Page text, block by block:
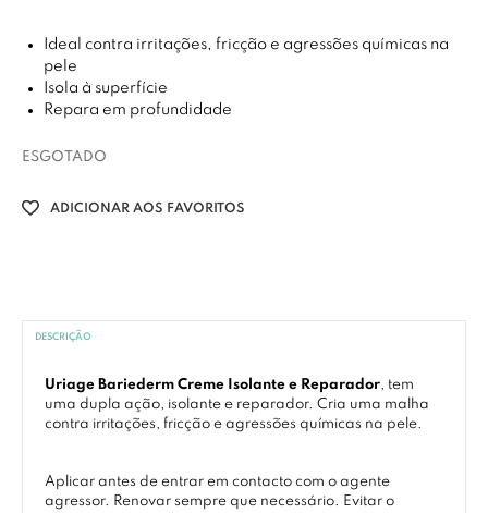
Ideal contra irritações, fricção e agressões químicas na
pele
Isola à superfície
Repara em profundidade
ESGOTADO
ADICIONAR AOS FAVORITOS
DESCRIÇÃO
Uriage Bariederm Creme Isolante e Reparador, tem
uma dupla ação, isolante e reparador. Cria uma malha
contra irritações, fricção e agressões químicas na pele.
Aplicar antes de entrar em contacto com o agente
agressor. Renovar sempre que necessário. Evitar o